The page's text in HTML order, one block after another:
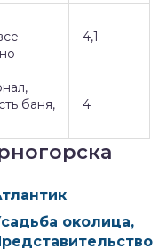
4,1
баня,
4
околица,